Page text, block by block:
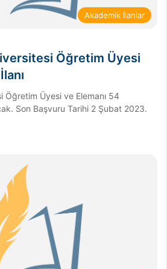
Akademik İlanlar
Öğretim Üyesi
Öğretim Üyesi ve Elemanı 54
Son Başvuru Tarihi 2 Şubat 2023.